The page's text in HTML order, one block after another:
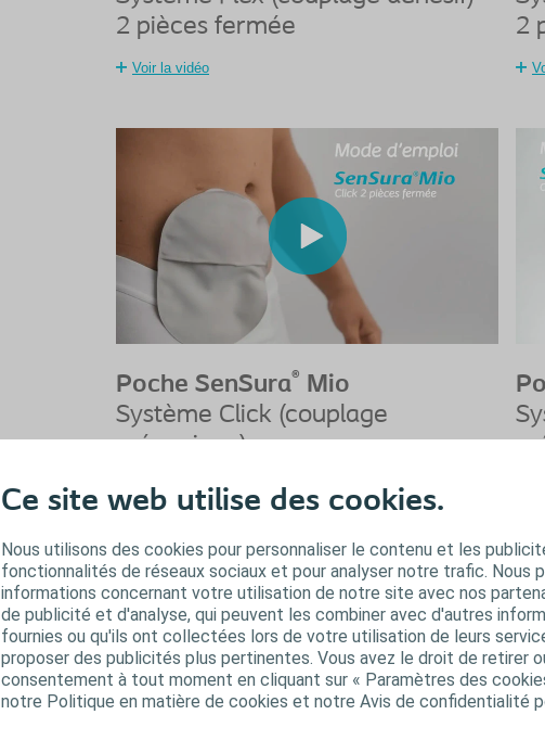
Ce site web utilise des cookies.
Nous utilisons des cookies pour personnaliser le contenu et les
fonctionnalités de réseaux sociaux et pour analyser notre trafic. Nous
informations concernant votre utilisation de notre site avec nos
de publicité et d'analyse, qui peuvent les combiner avec d'autres
fournies ou qu'ils ont collectées lors de votre utilisation de leurs
proposer des publicités plus pertinentes. Vous avez le droit de retirer
consentement à tout moment en cliquant sur « Paramètres des
notre Politique en matière de cookies et notre Avis de confidentialité
2 pièces fermée
Voir la vidéo
2
Poche SenSura®
Mio
Système Click (couplage
mécanique)
Poches de stomie vidables
Système 1 pièce